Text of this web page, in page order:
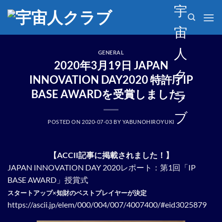
宇
宙
人
ク
ラ
ブ
GENERAL
2020年3月19日 JAPAN
INNOVATION DAY2020 特許庁IP
BASE AWARDを受賞しました。
POSTED ON 2020-07-03 BY YABUNOHIROYUKI
【ACCII記事に掲載されました！】
JAPAN INNOVATION DAY 2020レポート：第1回「IP
BASE AWARD」授賞式
スタートアップ×知財のベストプレイヤーが決定
https://ascii.jp/elem/000/004/007/4007400/#eid3025879